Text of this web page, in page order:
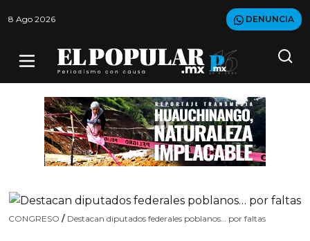
8 Ago 2026 DENUNCIA
CONGRESO / Destacan diputados federales poblanos… por faltas